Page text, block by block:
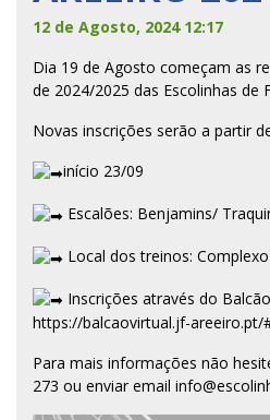
12 de Agosto, 2024 12:17
Dia 19 de Agosto começam as
de 2024/2025 das Escolinhas de
Novas inscrições serão a partir
início 23/09
Escalões: Benjamins/
Local dos treinos:
Inscrições através do
https://balcaovirtual.jf-areeiro.pt/
Para mais informações não
273 ou enviar email